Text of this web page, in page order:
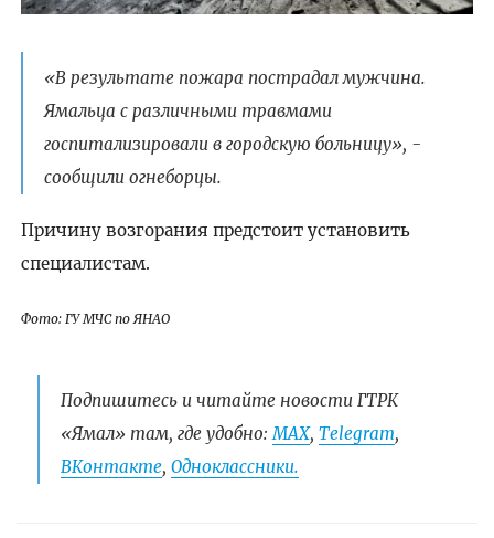
«В результате пожара пострадал мужчина.
Ямальца с различными травмами
госпитализировали в городскую больницу», -
сообщили огнеборцы.
Причину возгорания предстоит установить
специалистам.
Фото: ГУ МЧС по ЯНАО
Подпишитесь и читайте новости ГТРК
«Ямал» там, где удобно:МАХ, Telegram,
ВКонтакте, Одноклассники.